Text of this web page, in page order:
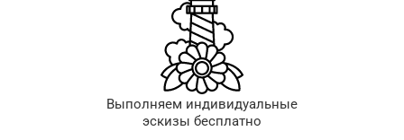
Выполняем индивидуальные
эскизы бесплатно